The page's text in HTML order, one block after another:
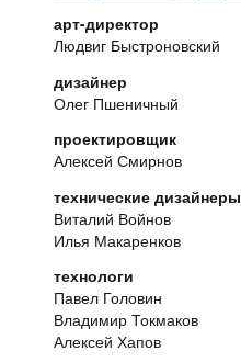
арт-директор
Людвиг Быстроновский
дизайнер
Олег Пшеничный
проектировщик
Алексей Смирнов
технические дизайнеры
Виталий Войнов
Илья Макаренков
технологи
Павел Головин
Владимир Токмаков
Алексей Хапов